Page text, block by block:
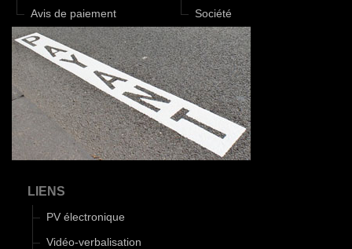
Avis de paiement Société
LIENS
PV électronique
Vidéo-verbalisation